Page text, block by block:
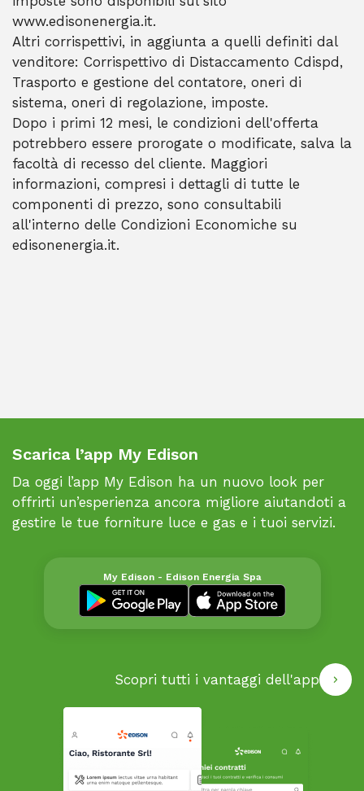
www.edisonenergia.it.
Altri corrispettivi, in aggiunta a quelli definiti dal
venditore: Corrispettivo di Distaccamento Cdispd,
Trasporto e gestione del contatore, oneri di
sistema, oneri di regolazione, imposte.
Dopo i primi 12 mesi, le condizioni dell'offerta
potrebbero essere prorogate o modificate, salva la
facoltà di recesso del cliente. Maggiori
informazioni, compresi i dettagli di tutte le
componenti di prezzo, sono consultabili
all'interno delle Condizioni Economiche su
edisonenergia.it.
Scarica l’app My Edison
Da oggi l’app My Edison ha un nuovo look per
offrirti un’esperienza ancora migliore aiutandoti a
gestire le tue forniture luce e gas e i tuoi servizi.
My Edison - Edison Energia Spa
Scopri tutti i vantaggi dell'app